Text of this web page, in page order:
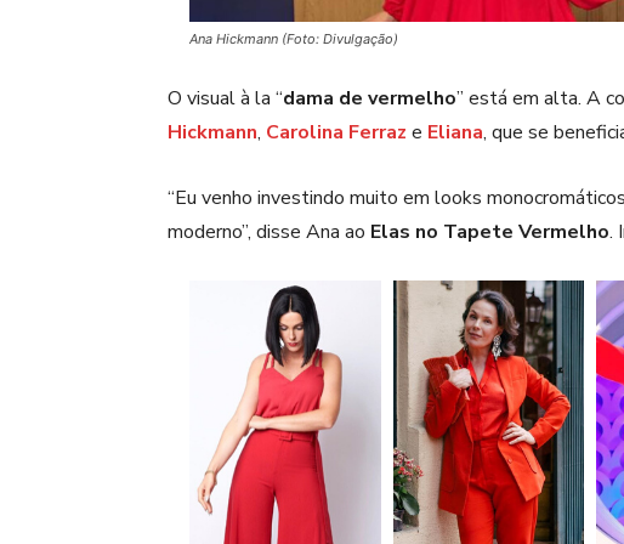
Ana Hickmann (Foto: Divulgação)
O visual à la “dama de vermelho” está em alta. A
Hickmann, Carolina Ferraz e Eliana, que se
“Eu venho investindo muito em looks
moderno”, disse Ana ao Elas no Tapete Vermelho.